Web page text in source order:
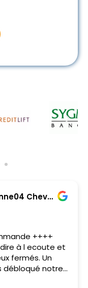
Severine.chevrier louanne04 Chevrier
++++
à l ecoute et
fermés. Un
débloqué notre